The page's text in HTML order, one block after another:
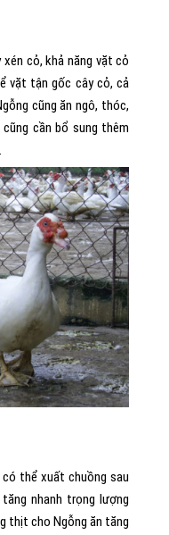
cỏ, khả năng vặt cỏ
vặt tận gốc cây cỏ, cả
cũng ăn ngô, thóc,
cần bổ sung thêm
thể xuất chuồng sau
nhanh trọng lượng
thịt cho Ngỗng ăn tăng